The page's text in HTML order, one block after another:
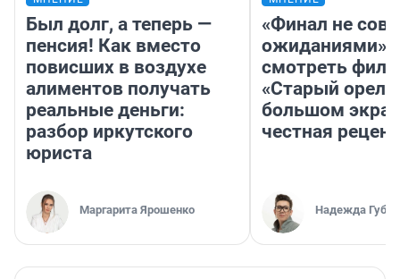
Был долг, а теперь —
пенсия! Как вместо
повисших в воздухе
алиментов получать
реальные деньги:
разбор иркутского
юриста
Маргарита Ярошенко
«Финал не
ожиданиями»:
смотреть
«Старый орел»
большом
честная
Надежда